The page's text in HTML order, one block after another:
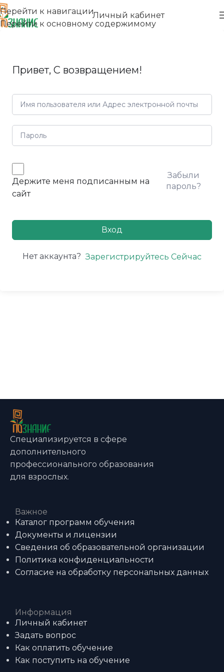
Перейти к навигации
Перейти к основному содержимому
Личный кабинет
Привет, С возвращением!
Держите меня подписанным на
сайт
Забыли
пароль?
Вход
Нет аккаунта? Зарегистрируйтесь Сейчас
Специализируется в сфере
дополнительного
профессионального образования
для взрослых.
Важное
Каталог программ обучения
Документы и лицензии
Сведения об образовательной организации
Политика конфиденциальности
Согласие на обработку персональных данных
Информация
Личный кабинет
Задать вопрос
Как оплатить обучение
Как поступить на обучение